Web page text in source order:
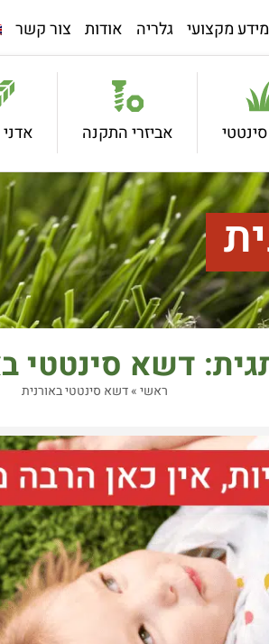
מידע מקצועי גלריה אודות צור קשר
אביזרי התקנה
דשא סינטטי
ראשי»דשא סינטטי באורנית